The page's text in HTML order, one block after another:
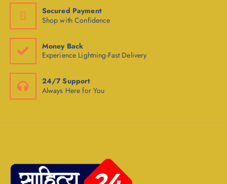
Secured Payment
Shop with Confidence
Money Back
Experience Lightning-Fast Delivery
24/7 Support
Always Here for You